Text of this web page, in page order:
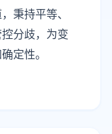
秉持平等、
分歧，为变
定性。